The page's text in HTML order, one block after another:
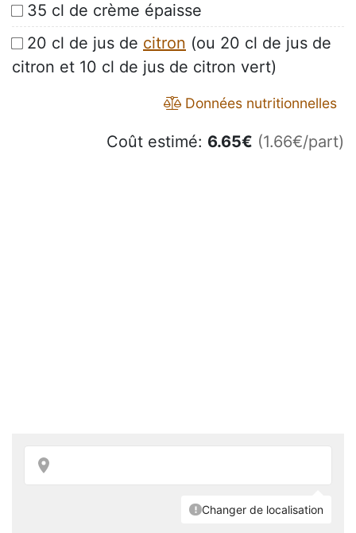
35 cl de crème épaisse
20 cl de jus de citron (ou 20 cl de jus de
citron et 10 cl de jus de citron vert)
Données nutritionnelles
Coût estimé: 6.65€ (1.66€/part)